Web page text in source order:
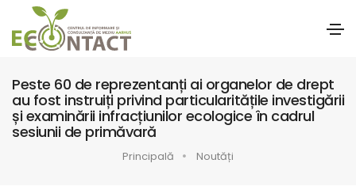
Peste 60 de reprezentanți ai organelor de drept
au fost instruiți privind particularitățile investigării
și examinării infracțiunilor ecologice în cadrul
sesiunii de primăvară
Principală Noutăți